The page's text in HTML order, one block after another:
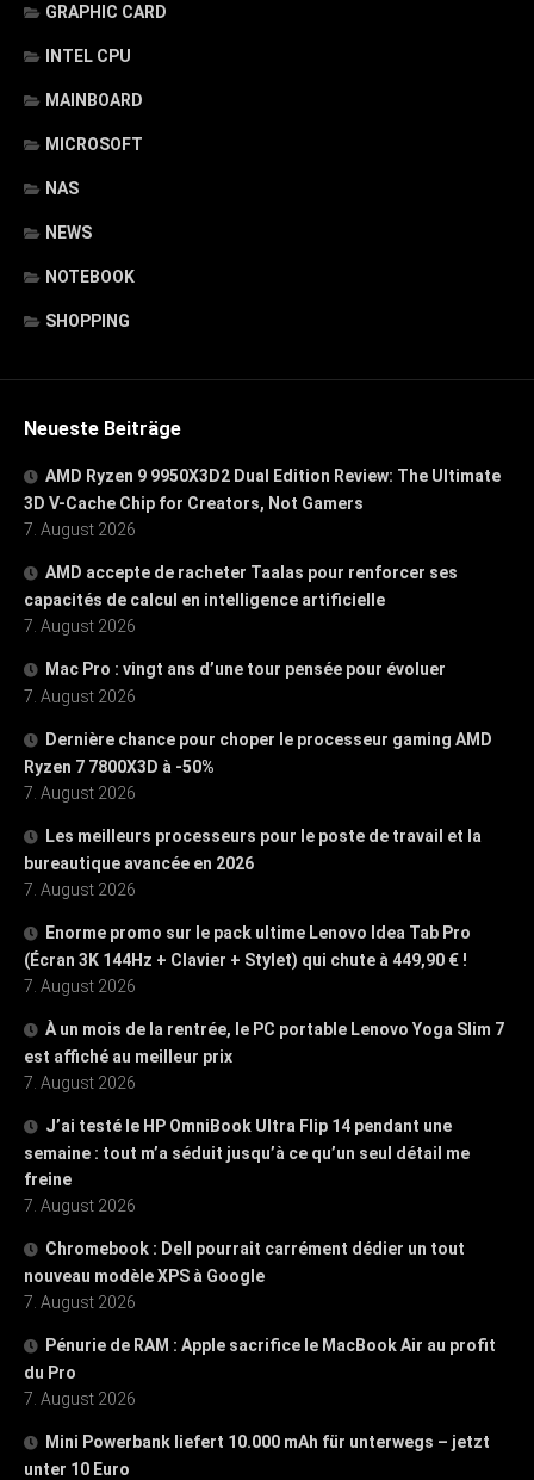
GRAPHIC CARD
INTEL CPU
MAINBOARD
MICROSOFT
NAS
NEWS
NOTEBOOK
SHOPPING
Neueste Beiträge
AMD Ryzen 9 9950X3D2 Dual Edition Review: The Ultimate
3D V-Cache Chip for Creators, Not Gamers
7. August 2026
AMD accepte de racheter Taalas pour renforcer ses
capacités de calcul en intelligence artificielle
7. August 2026
Mac Pro : vingt ans d’une tour pensée pour évoluer
7. August 2026
Dernière chance pour choper le processeur gaming AMD
Ryzen 7 7800X3D à -50%
7. August 2026
Les meilleurs processeurs pour le poste de travail et la
bureautique avancée en 2026
7. August 2026
Enorme promo sur le pack ultime Lenovo Idea Tab Pro
(Écran 3K 144Hz + Clavier + Stylet) qui chute à 449,90 € !
7. August 2026
À un mois de la rentrée, le PC portable Lenovo Yoga Slim 7
est affiché au meilleur prix
7. August 2026
J’ai testé le HP OmniBook Ultra Flip 14 pendant une
semaine : tout m’a séduit jusqu’à ce qu’un seul détail me
freine
7. August 2026
Chromebook : Dell pourrait carrément dédier un tout
nouveau modèle XPS à Google
7. August 2026
Pénurie de RAM : Apple sacrifice le MacBook Air au profit
du Pro
7. August 2026
Mini Powerbank liefert 10.000 mAh für unterwegs – jetzt
unter 10 Euro